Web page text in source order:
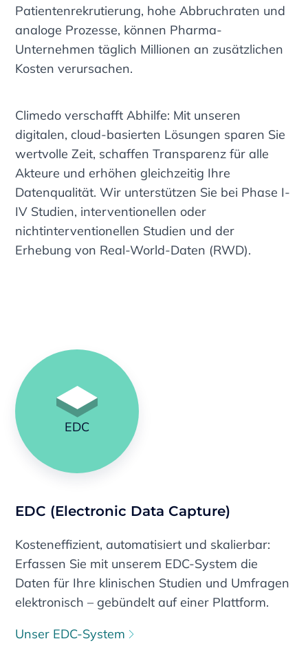
Patientenrekrutierung, hohe Abbruchraten und
analoge Prozesse, können Pharma-
Unternehmen täglich Millionen an zusätzlichen
Kosten verursachen.
Climedo verschafft Abhilfe: Mit unseren
digitalen, cloud-basierten Lösungen sparen Sie
wertvolle Zeit, schaffen Transparenz für alle
Akteure und erhöhen gleichzeitig Ihre
Datenqualität. Wir unterstützen Sie bei Phase I-
IV Studien, interventionellen oder
nichtinterventionellen Studien und der
Erhebung von Real-World-Daten (RWD).
EDC
EDC (Electronic Data Capture)
Kosteneffizient, automatisiert und skalierbar:
Erfassen Sie mit unserem EDC-System die
Daten für Ihre klinischen Studien und Umfragen
elektronisch – gebündelt auf einer Plattform.
Unser EDC-System